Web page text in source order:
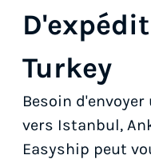
Turkey
Besoin
vers Istanbul,
Easyship peut